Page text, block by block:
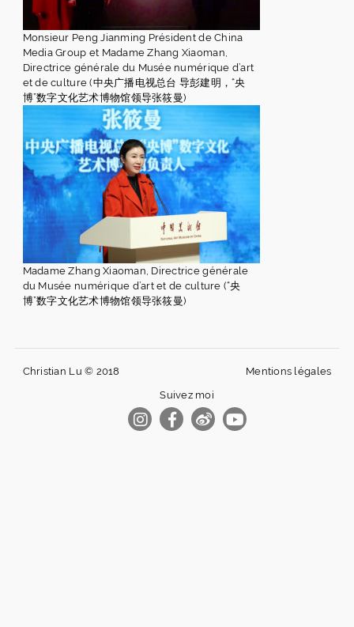
Monsieur Peng Jianming Président de China
Media Group et Madame Zhang Xiaoman,
Directrice générale du Musée numérique d’art
et de culture (中央广播电视总台 导彭建明，“央
博”数字文化艺术博物馆领导张筱曼)
Madame Zhang Xiaoman, Directrice générale
du Musée numérique d’art et de culture (“央
博”数字文化艺术博物馆领导张筱曼)
Christian Lu © 2018
Mentions légales
Suivez moi